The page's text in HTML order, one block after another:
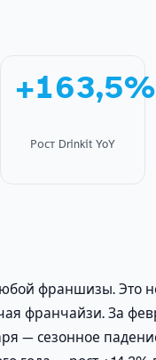
+163,5%
Рост Drinkit YoY
франшизы. Это
франчайзи. За
— сезонное